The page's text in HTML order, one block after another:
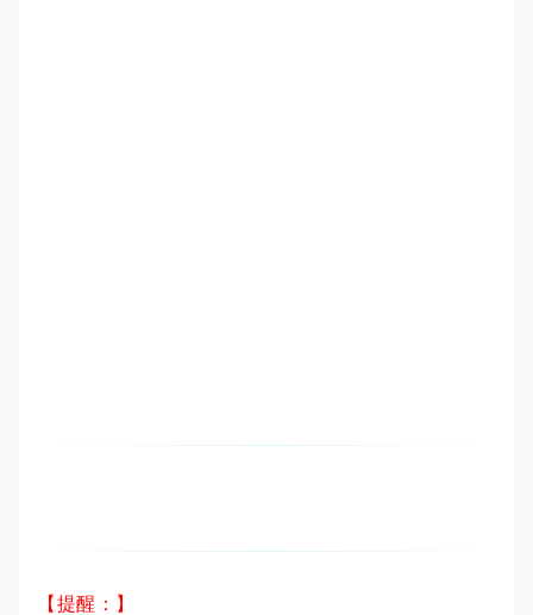
【提醒：】